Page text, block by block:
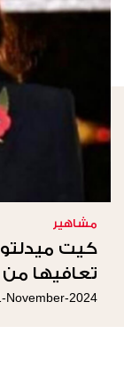
مشاهير
كيت
تعافيها
November-2024